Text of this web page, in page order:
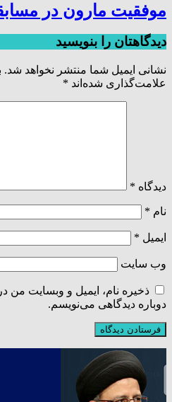
موفقیت مارون در
دیدگاهتان را بنویسید
نشانی ایمیل شما منتشر نخواهد شد.
علامت‌گذاری شده‌اند *
دیدگاه *
نام *
ایمیل *
وب‌ سایت
ذخیره نام، ایمیل و وبسایت من
دوباره دیدگاهی می‌نویسم.